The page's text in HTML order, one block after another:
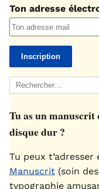
Ton adresse
Rechercher :
Tu as un
disque dur ?
Tu peux
Manuscrit (soin
typographie